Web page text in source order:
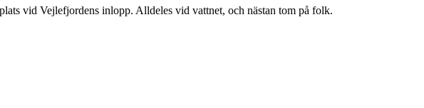
vid Vejlefjordens inlopp. Alldeles vid vattnet, och nästan tom på folk.